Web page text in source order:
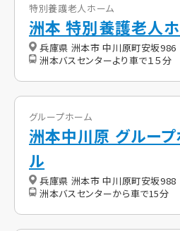
特別養護老人ホーム
洲本 特別養護老人
兵庫県 洲本市 中川原町安坂986
洲本バスセンターより車で１５分
グループホーム
洲本中川原 グループ
ル
兵庫県 洲本市 中川原町安坂988
洲本バスセンターから車で15分